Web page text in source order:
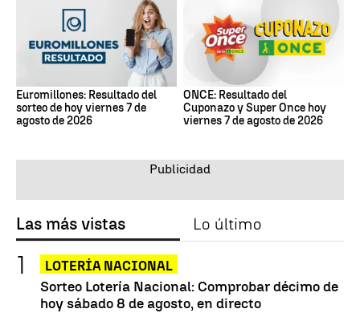
Euromillones: Resultado del
sorteo de hoy viernes 7 de
agosto de 2026
ONCE: Resultado del
Cuponazo y Super Once hoy
viernes 7 de agosto de 2026
Las más vistas Lo último
LOTERÍA NACIONAL
Sorteo Lotería Nacional: Comprobar décimo de
hoy sábado 8 de agosto, en directo